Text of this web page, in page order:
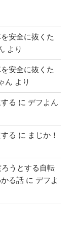
安全に抜くた
より
安全に抜くた
ん より
る に デフよん
る に まじか！
うとする自転
る話 に デフよ